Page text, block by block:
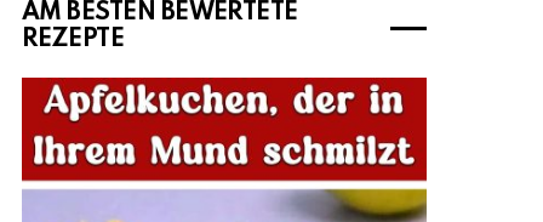
AM BESTEN BEWERTETE
REZEPTE